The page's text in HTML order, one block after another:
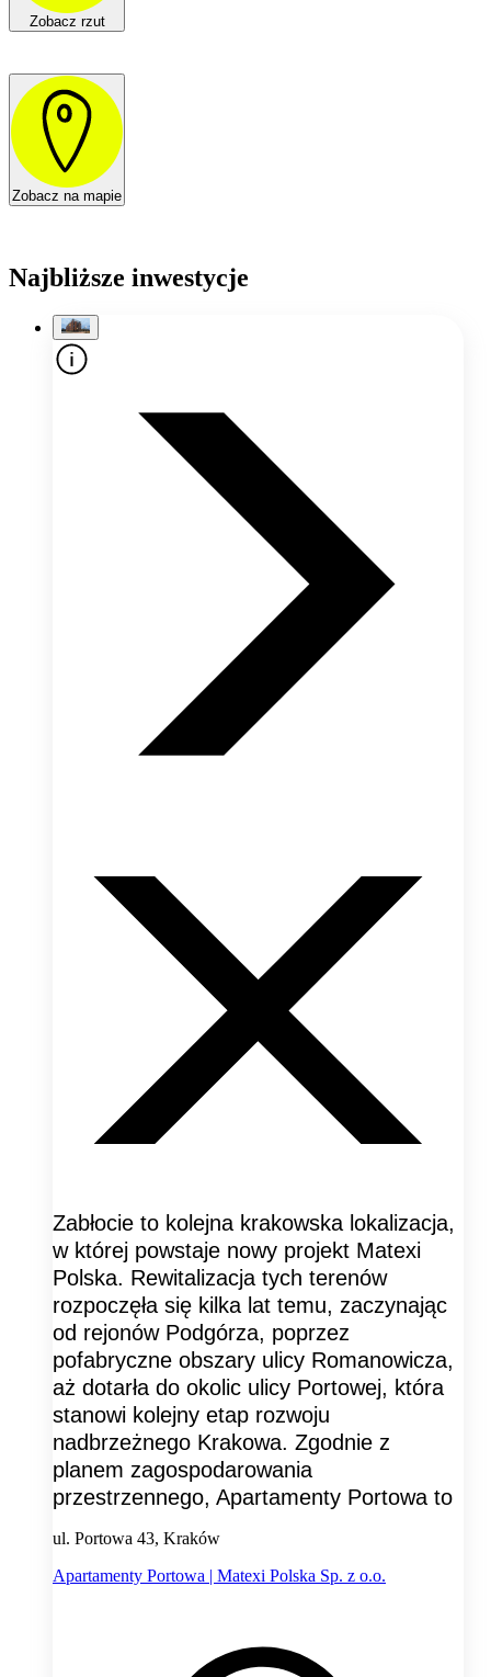
Zobacz rzut
Zobacz na mapie
Najbliższe inwestycje
Zabłocie to kolejna krakowska lokalizacja,
w której powstaje nowy projekt Matexi
Polska. Rewitalizacja tych terenów
rozpoczęła się kilka lat temu, zaczynając
od rejonów Podgórza, poprzez
pofabryczne obszary ulicy Romanowicza,
aż dotarła do okolic ulicy Portowej, która
stanowi kolejny etap rozwoju
nadbrzeżnego Krakowa. Zgodnie z
planem zagospodarowania
przestrzennego, Apartamenty Portowa to
ul. Portowa 43, Kraków
Apartamenty Portowa | Matexi Polska Sp. z o.o.